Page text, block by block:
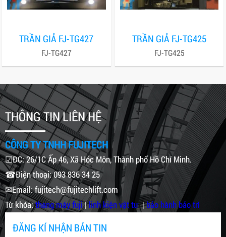
TRẦN GIẢ FJ-TG427
FJ-TG427
TRẦN GIẢ FJ-TG425
FJ-TG425
THÔNG TIN LIÊN HỆ
CÔNG TY TNHH FUJITECH
☑ĐC: 26/1C Ấp 46, Xã Hóc Môn, Thành phố Hồ Chí Minh.
☎Điện thoại: 093 836 34 25
✉Email: fujitech@fujitechlift.com
Từ khóa:thang máy fuji|linh kiện vật tư|bảo hành bảo trì
ĐĂNG KÍ NHẬN BẢN TIN